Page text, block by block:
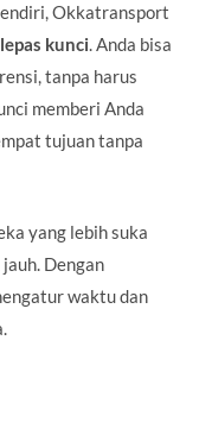
Okkatransport
kunci. Anda bisa
tanpa harus
memberi Anda
tujuan tanpa
yang lebih suka
Dengan
waktu dan